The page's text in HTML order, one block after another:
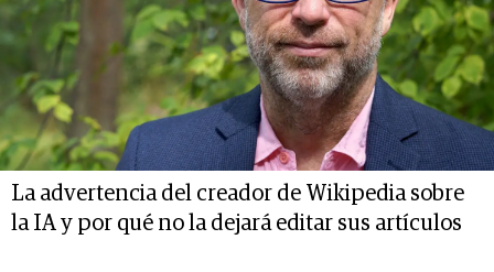
La advertencia del creador de Wikipedia sobre
la IA y por qué no la dejará editar sus artículos